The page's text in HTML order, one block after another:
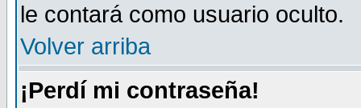
le contará como usuario oculto.
Volver arriba
¡Perdí mi contraseña!